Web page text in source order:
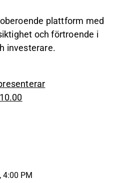
plattform med
och förtroende i
investerare.
PM